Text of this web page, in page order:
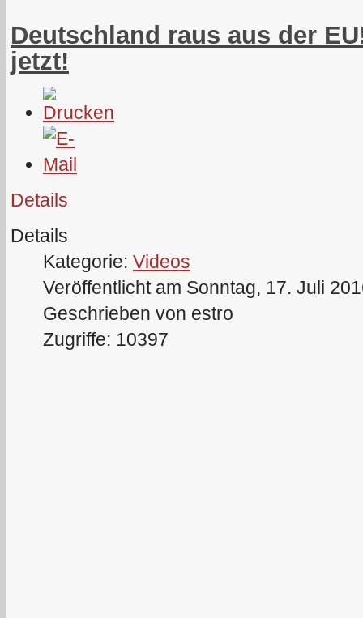
Deutschland raus aus der
jetzt!
Details
Details
Kategorie: Videos
Veröffentlicht am Sonntag, 17. Juli
Geschrieben von estro
Zugriffe: 10397